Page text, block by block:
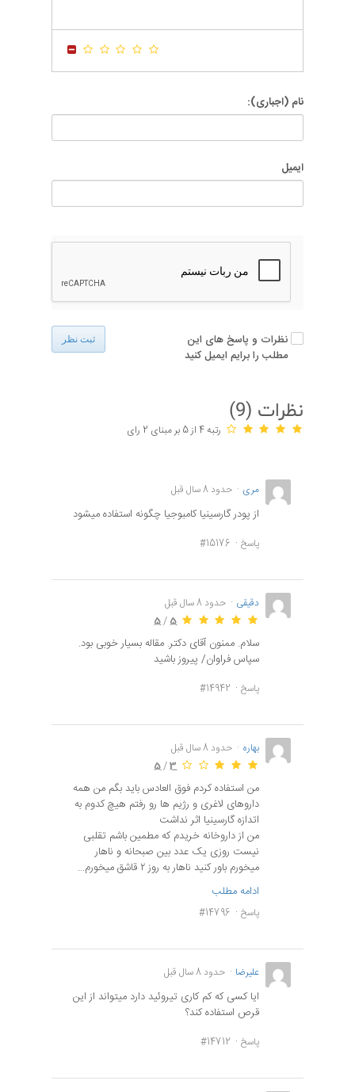
نام (اجباری):
ایمیل
نظرات و پاسخ های این
مطلب را برایم ایمیل کنید
ثبت نظر
نظرات (9
)
رتبه 4 از 5 بر مبنای 2 رای
مری حدود 8 سال قبل
از پودر گارسینیا کامبوجیا چگونه استفاده میشود
پاسخ #15176
دقیقی
حدود 8 سال قبل
5
/
5
سلام. ممنون آقای دکتر. مقاله بسیار خوبی بود.
سپاس فراوان/ پیروز باشید
پاسخ #14942
بهاره
حدود 8 سال قبل
3
/
5
من استفاده کردم فوق العادس باید بگم من همه
داروهای لاغری و رژیم ها رو رفتم هیچ کدوم به
اتدازه گارسینیا اثر نداشت
من از داروخانه خریدم که مطمین باشم تقلبی
نیست روزی یک عدد بین صبحانه و ناهار
میخورم باور کنید ناهار به روز ۲ قاشق میخورم...
ادامه مطلب
پاسخ #14796
علیرضا حدود 8 سال قبل
ایا کسی که کم کاری تیروئید دارد میتواند از این
قرص استفاده کند؟
پاسخ #14712